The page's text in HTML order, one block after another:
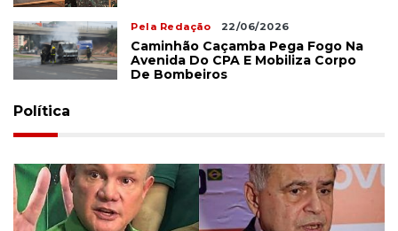
Pela Redação 22/06/2026
Caminhão Caçamba Pega Fogo Na
Avenida Do CPA E Mobiliza Corpo
De Bombeiros
Política